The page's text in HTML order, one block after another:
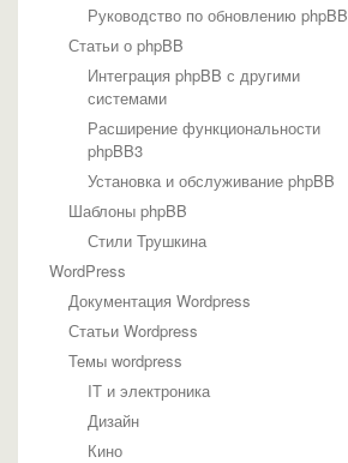
Руководство по обновлению phpBB
Статьи о phpBB
Интеграция phpBB с другими
системами
Расширение функциональности
phpBB3
Установка и обслуживание phpBB
Шаблоны phpBB
Стили Трушкина
WordPress
Документация Wordpress
Статьи Wordpress
Темы wordpress
IT и электроника
Дизайн
Кино